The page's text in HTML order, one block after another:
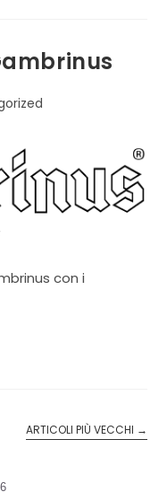
con i
ARTICOLI PIÙ VECCHI →